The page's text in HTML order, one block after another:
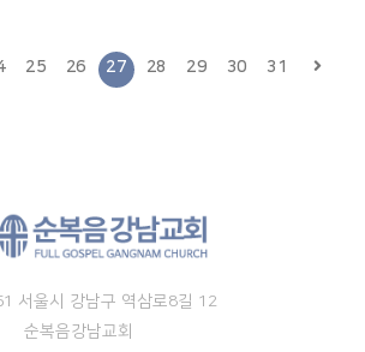
25 26 27 28 29 30 31
서울시 강남구 역삼로8길 12
순복음강남교회